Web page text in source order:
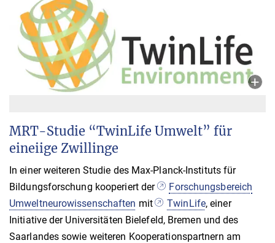
MRT-Studie “TwinLife Umwelt” für
eineiige Zwillinge
In einer weiteren Studie des Max-Planck-Instituts für
Bildungsforschung kooperiert der
Forschungsbereich
Umweltneurowissenschaften mit TwinLife, einer
Initiative der Universitäten Bielefeld, Bremen und des
Saarlandes sowie weiteren Kooperationspartnern am